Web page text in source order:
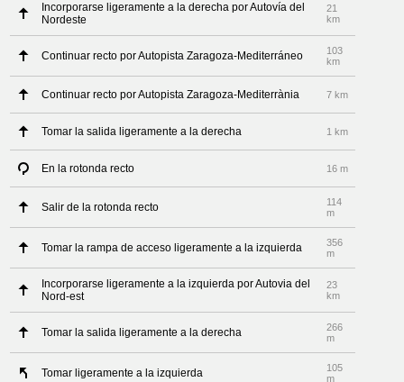
Incorporarse ligeramente a la derecha por Autovía del
Nordeste
21
km
Continuar recto por Autopista Zaragoza-Mediterráneo
103
km
Continuar recto por Autopista Zaragoza-Mediterrània 7 km
Tomar la salida ligeramente a la derecha 1 km
En la rotonda recto 16 m
Salir de la rotonda recto
114
m
Tomar la rampa de acceso ligeramente a la izquierda
356
m
Incorporarse ligeramente a la izquierda por Autovia del
Nord-est
23
km
Tomar la salida ligeramente a la derecha
266
m
Tomar ligeramente a la izquierda
105
m